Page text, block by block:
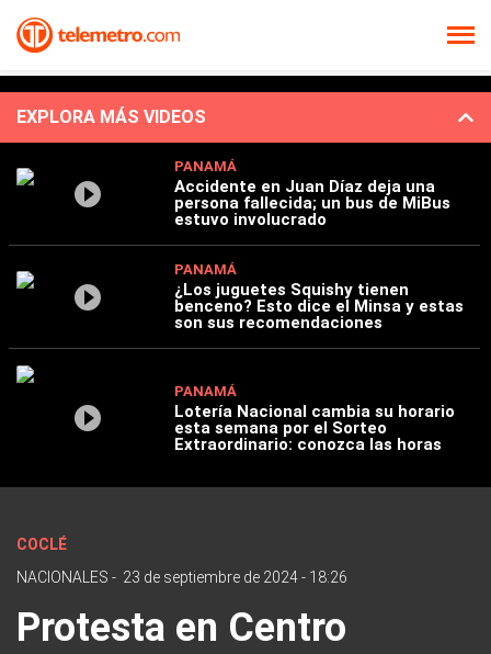
EXPLORA MÁS VIDEOS
PANAMÁ
Accidente en Juan Díaz deja una
persona fallecida; un bus de MiBus
estuvo involucrado
PANAMÁ
¿Los juguetes Squishy tienen
benceno? Esto dice el Minsa y estas
son sus recomendaciones
PANAMÁ
Lotería Nacional cambia su horario
esta semana por el Sorteo
Extraordinario: conozca las horas
COCLÉ
NACIONALES - 23 de septiembre de 2024 - 18:26
Protesta en Centro